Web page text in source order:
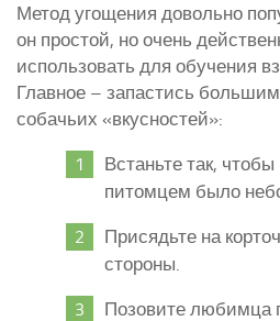
Метод угощения довольно
он простой, но очень
использовать для обучения
Главное – запастись
собачьих «вкусностей»:
Встаньте так,
питомцем было
Присядьте на
стороны.
Позовите любимца